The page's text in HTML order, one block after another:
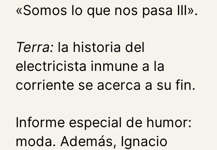
«Somos lo que nos pasa III».
Terra: la historia del
electricista inmune a la
corriente se acerca a su fin.
Informe especial de humor:
moda. Además, Ignacio